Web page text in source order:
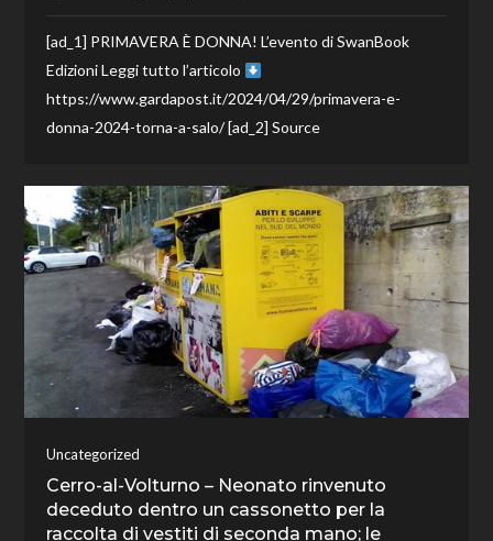
[ad_1] PRIMAVERA È DONNA! L’evento di SwanBook
Edizioni Leggi tutto l’articolo
https://www.gardapost.it/2024/04/29/primavera-e-
donna-2024-torna-a-salo/ [ad_2] Source
Uncategorized
Cerro-al-Volturno – Neonato rinvenuto
deceduto dentro un cassonetto per la
raccolta di vestiti di seconda mano; le